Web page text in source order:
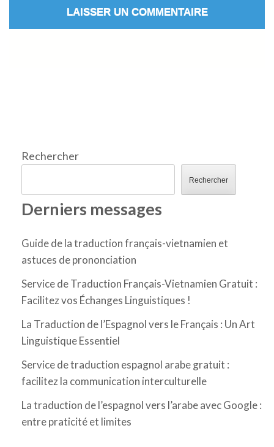
Rechercher
Rechercher
Derniers messages
Guide de la traduction français-vietnamien et
astuces de prononciation
Service de Traduction Français-Vietnamien Gratuit :
Facilitez vos Échanges Linguistiques !
La Traduction de l’Espagnol vers le Français : Un Art
Linguistique Essentiel
Service de traduction espagnol arabe gratuit :
facilitez la communication interculturelle
La traduction de l’espagnol vers l’arabe avec Google :
entre praticité et limites